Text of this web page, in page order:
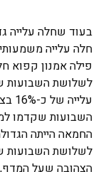
בעוד שחלה עלייה
חלה עלייה
לשלושת השבועות
השבועות שקדמו
לשלושת השבועות